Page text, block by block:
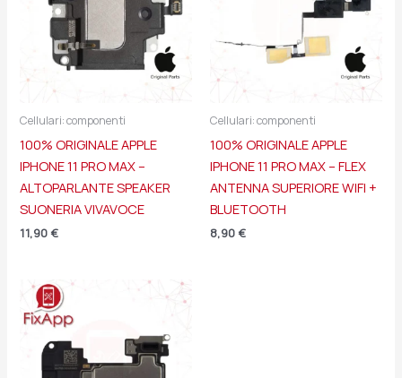
Cellulari: componenti
100% ORIGINALE APPLE
IPHONE 11 PRO MAX –
ALTOPARLANTE SPEAKER
SUONERIA VIVAVOCE
11,90 €
Cellulari: componenti
100% ORIGINALE APPLE
IPHONE 11 PRO MAX – FLEX
ANTENNA SUPERIORE WIFI +
BLUETOOTH
8,90 €